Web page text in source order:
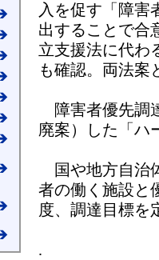
入を促す「障害
出することで合
立支援法に代わ
も確認。両法案
障害者優先調
廃案）した「ハ
国や地方自治
者の働く施設と
度、調達目標を
.